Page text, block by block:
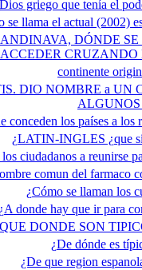
griego que tenía el
se llama el actual (2002)
DÓNDE
continente
DIO NOMBRE a
conceden los países a
¿LATIN-INGLES ¿que
ciudadanos a reunirse
comun del farmaco
¿Cómo se llaman los
¿A donde hay que ir para
DONDE SON
¿De dónde es
¿De que region